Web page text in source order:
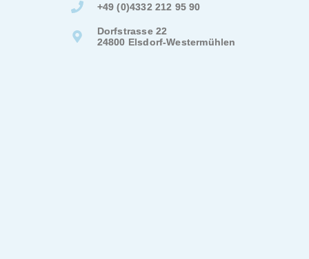
+49 (0)4332 212 95 90
Dorfstrasse 22
24800 Elsdorf-Westermühlen